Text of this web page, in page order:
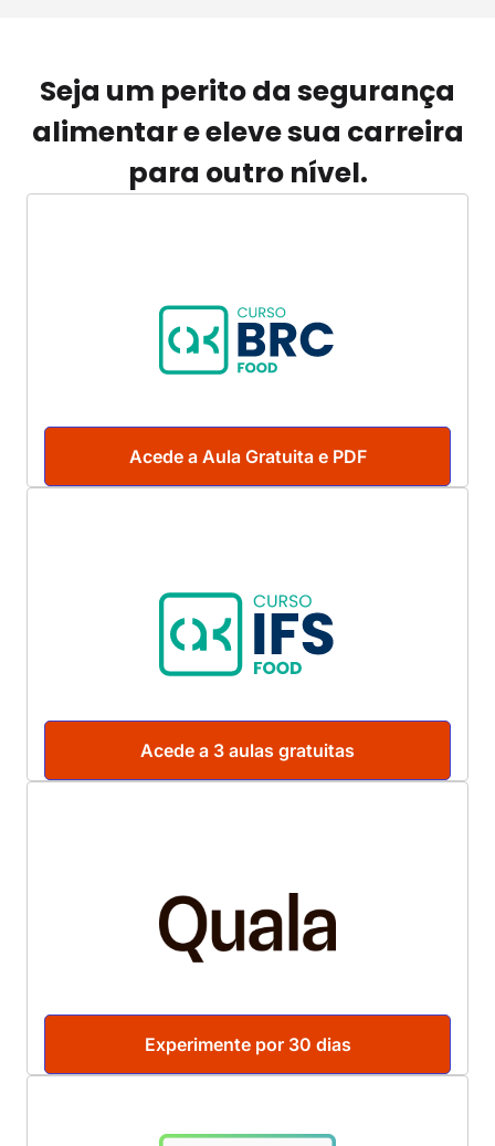
Seja um perito da segurança
alimentar e eleve sua carreira
para outro nível.
Acede a Aula Gratuita e PDF
Acede a 3 aulas gratuitas
Experimente por 30 dias